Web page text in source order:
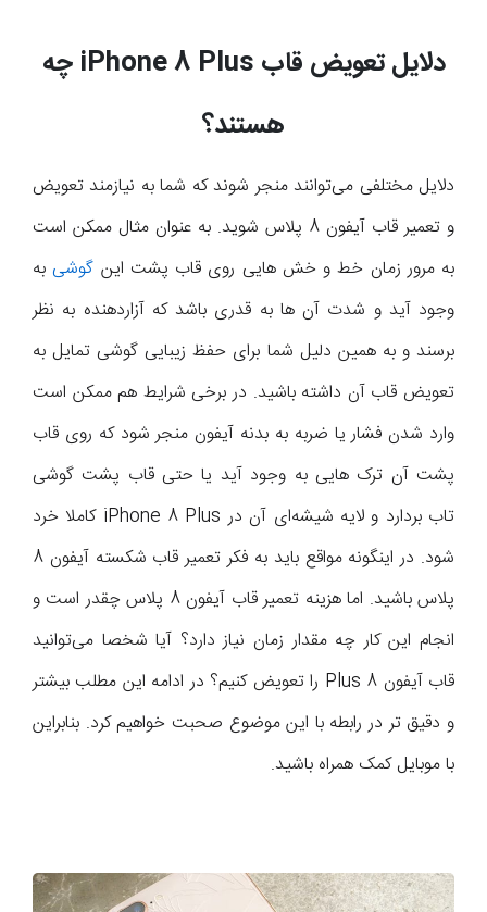
دلایل تعویض قاب iPhone 8 Plus چه
هستند؟
دلایل مختلفی می‌توانند منجر شوند که شما به نیازمند تعویض
و تعمیر قاب آیفون 8 پلاس شوید. به عنوان مثال ممکن است
به مرور زمان خط و خش هایی روی قاب پشت این گوشی به
وجود آید و شدت آن ها به قدری باشد که آزاردهنده به نظر
برسند و به همین دلیل شما برای حفظ زیبایی گوشی تمایل به
تعویض قاب آن داشته باشید. در برخی شرایط هم ممکن است
وارد شدن فشار یا ضربه به بدنه آیفون منجر شود که روی قاب
پشت آن ترک هایی به وجود آید یا حتی قاب پشت گوشی
تاب بردارد و لایه شیشه‌ای آن در iPhone 8 Plus کاملا خرد
شود. در اینگونه مواقع باید به فکر تعمیر قاب شکسته آیفون 8
پلاس باشید. اما هزینه تعمیر قاب آیفون 8 پلاس چقدر است و
انجام این کار چه مقدار زمان نیاز دارد؟ آیا شخصا می‌توانید
قاب آیفون 8 Plus را تعویض کنیم؟ در ادامه این مطلب بیشتر
و دقیق تر در رابطه با این موضوع صحبت خواهیم کرد. بنابراین
با موبایل کمک همراه باشید.